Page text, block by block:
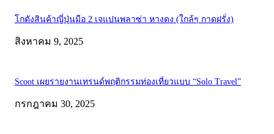
โกดังสินค้าญี่ปุ่นมือ 2 เจแปนพลาซ่า หางดง (ใกล้ๆ กาดฝรั่ง)
สิงหาคม 9, 2025
Scoot เผยรายงานเทรนด์พฤติกรรมท่องเที่ยวแบบ “Solo Travel”
กรกฎาคม 30, 2025